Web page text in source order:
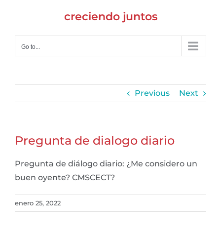
creciendo juntos
Go to...
Previous Next
Pregunta de dialogo diario
Pregunta de diálogo diario: ¿Me considero un
buen oyente? CMSCECT?
enero 25, 2022